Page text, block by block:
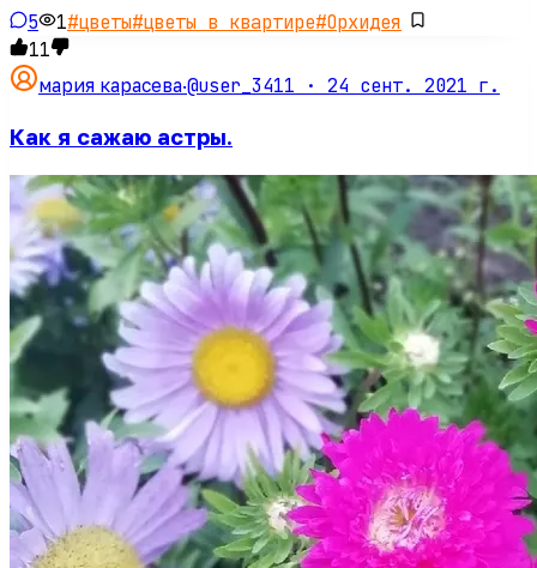
5 1#цветы#цветы в квартире#Орхидея
11
мария карасева·@user_3411 · 24 сент. 2021 г.
Как я сажаю астры.